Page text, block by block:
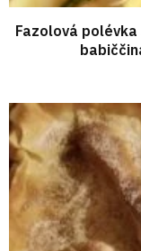
Fazolová